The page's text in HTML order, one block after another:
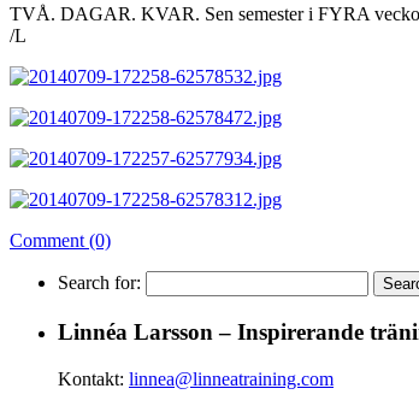
TVÅ. DAGAR. KVAR. Sen semester i FYRA
/L
Comment (0)
Search for:
Linnéa Larsson – Inspirerande
Kontakt: linnea@linneatraining.com